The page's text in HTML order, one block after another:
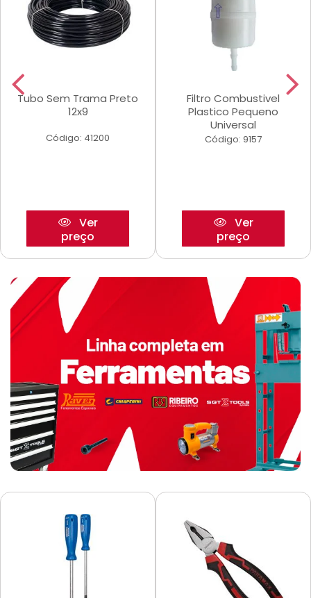
Tubo Sem Trama Preto
12x9
Código: 41200
Ver
preço
Filtro Combustivel
Plastico Pequeno
Universal
Código: 9157
Ver
preço